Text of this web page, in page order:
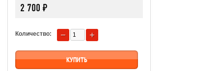
2 700 ₽
Количество: